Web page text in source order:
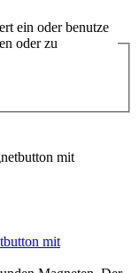
ein oder benutze
oder zu
mit